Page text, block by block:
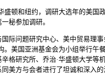
盛顿和纽约，调研大选年的美国
秘参加调研。
际问题研究中心、美中贸易理事
。美国亚洲基金会为小组举行午
格研究所、乔治·华盛顿大学等
美方与会者进行了坦诚和深入的